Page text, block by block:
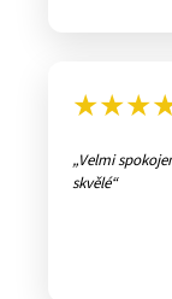
Velmi
skvělé